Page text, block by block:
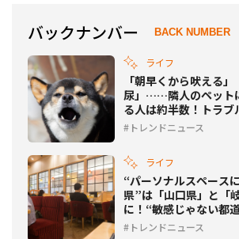
バックナンバー BACK NUMBER
ライフ
「朝早くから吠える
尿」……隣人のペット
る人は約半数！トラブ
主は1割超に
トレンドニュース
ライフ
“パーソナルスペース
県”は「山口県」と「
に！“敏感じゃない都
どこ？
トレンドニュース